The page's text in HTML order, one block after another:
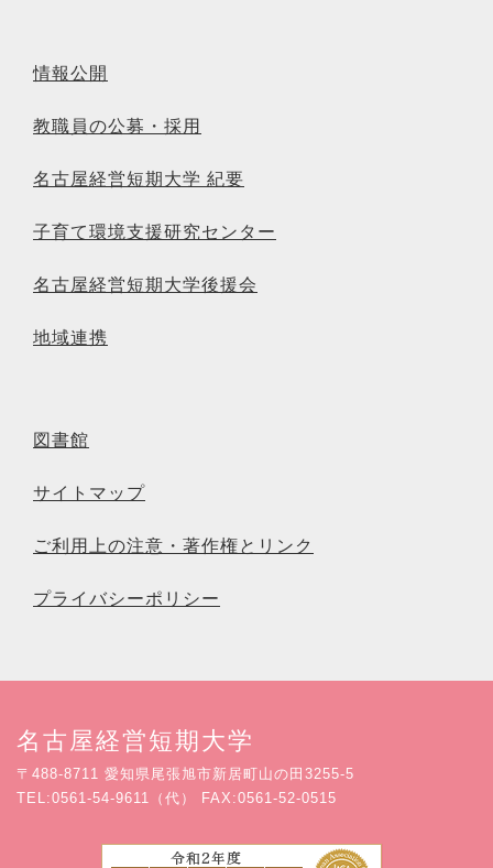
情報公開
教職員の公募・採用
名古屋経営短期大学 紀要
子育て環境支援研究センター
名古屋経営短期大学後援会
地域連携
図書館
サイトマップ
ご利用上の注意・著作権とリンク
プライバシーポリシー
名古屋経営短期大学
〒488-8711 愛知県尾張旭市新居町山の田3255-5
TEL:0561-54-9611（代） FAX:0561-52-0515